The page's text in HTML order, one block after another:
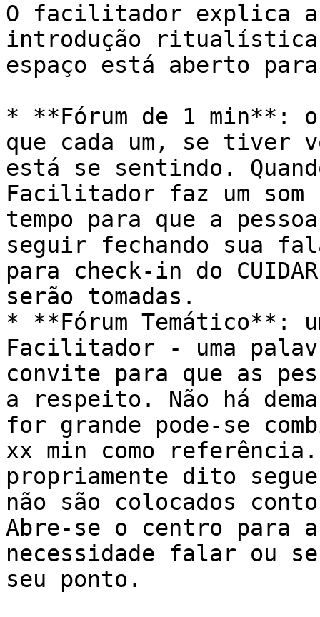
O facilitador explica a
introdução ritualística
espaço está aberto
* **Fórum de 1 min**:
que cada um, se tiver
está se sentindo.
Facilitador faz um
tempo para que a
seguir fechando sua
para check-in do
serão tomadas.
* **Fórum Temático**:
Facilitador - uma
convite para que as
a respeito. Não há
for grande pode-se
xx min como referência.
propriamente dito
não são colocados
Abre-se o centro para
necessidade falar ou
seu ponto.